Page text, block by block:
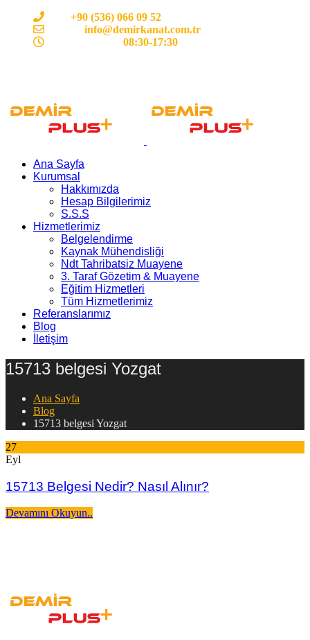
+90 (536) 066 09 52
info@demirkanat.com.tr
08:30-17:30
Ana Sayfa
Kurumsal
Hakkımızda
Hesap Bilgilerimiz
S.S.S
Hizmetlerimiz
Belgelendirme
Kaynak Mühendisliği
Ndt Tahribatsiz Muayene
3. Taraf Gözetim & Muayene
Eğitim Hizmetleri
Tüm Hizmetlerimiz
Referanslarımız
Blog
İletişim
15713 belgesi Yozgat
Ana Sayfa
Blog
15713 belgesi Yozgat
27
Eyl
15713 Belgesi Nedir? Nasıl Alınır?
Devamını Okuyun..